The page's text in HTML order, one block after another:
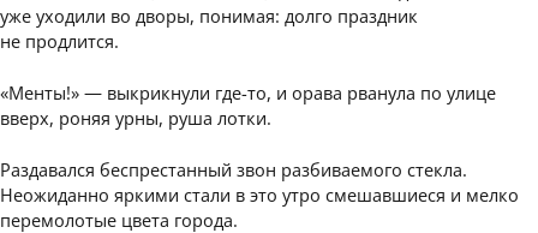
уже уходили во дворы, понимая: долго праздник
не продлится.
«Менты!» — выкрикнули где-то, и орава рванула по улице
вверх, роняя урны, руша лотки.
Раздавался беспрестанный звон разбиваемого стекла.
Неожиданно яркими стали в это утро смешавшиеся и мелко
перемолотые цвета города.